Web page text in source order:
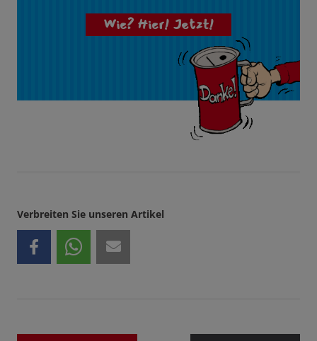
Wie? Hier! Jetzt!
Verbreiten Sie unseren Artikel